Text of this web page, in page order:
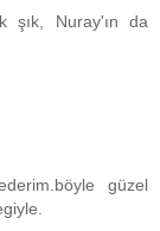
şık, Nuray'ın da
güzel